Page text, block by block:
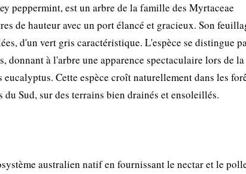
peppermint, est un arbre de la famille des Myrtaceae
de hauteur avec un port élancé et gracieux. Son
d'un vert gris caractéristique. L'espèce se distingue
donnant à l'arbre une apparence spectaculaire lors de la
Cette espèce croît naturellement dans les
Sud, sur des terrains bien drainés et ensoleillés.
australien natif en fournissant le nectar et le